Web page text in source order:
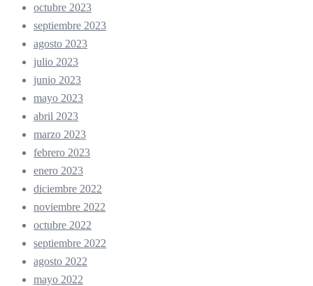
octubre 2023
septiembre 2023
agosto 2023
julio 2023
junio 2023
mayo 2023
abril 2023
marzo 2023
febrero 2023
enero 2023
diciembre 2022
noviembre 2022
octubre 2022
septiembre 2022
agosto 2022
mayo 2022